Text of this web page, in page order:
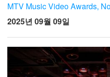
MTV Music Video Awards,
2025년 09월 09일